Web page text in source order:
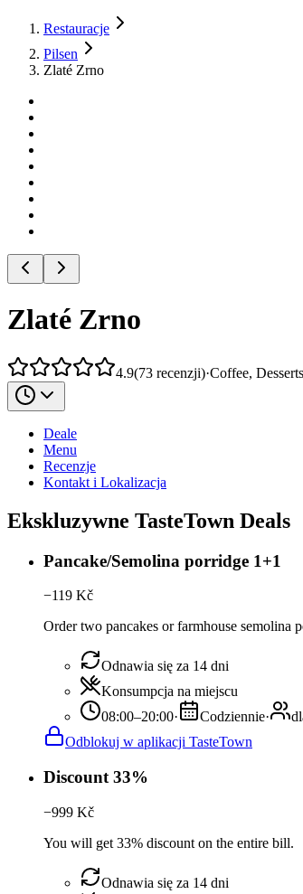
Restauracje
Pilsen
Zlaté Zrno
Zlaté Zrno
4.9(73 recenzji)·Coffee, Desserts
Deale
Menu
Recenzje
Kontakt i Lokalizacja
Ekskluzywne TasteTown Deals
Pancake/Semolina porridge 1+1
−119 Kč
Order two pancakes or farmhouse semolina
Odnawia się za 14 dni
Konsumpcja na miejscu
08:00–20:00· Codziennie·
Odblokuj w aplikacji TasteTown
Discount 33%
−999 Kč
You will get 33% discount on the entire bill.
Odnawia się za 14 dni